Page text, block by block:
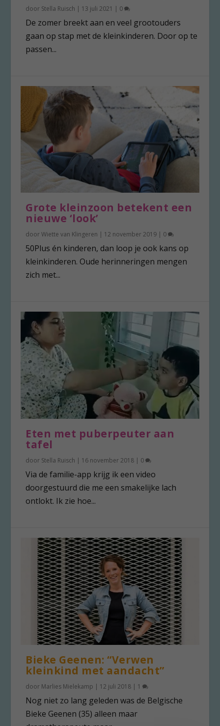
door Stella Ruisch | 13 juli 2021 | 0
De zomer breekt aan en veel grootouders
gaan op stap met de kleinkinderen. Door op te
passen...
Grote kleinzoon betekent een
nieuwe ‘look’
doorWiette van Klingeren | 12 november 2019 | 0
50Plus én kinderen, dan loop je ook kans op
kleinkinderen. Oude herinneringen mengen
zich met...
Eten met puberpeuter aan
tafel
door Stella Ruisch | 16 november 2018 | 0
Via de familie-app krijg ik een video
doorgestuurd die me een smakelijke lach
ontlokt. Ik zie hoe...
Bieke Geenen: “Verwen
kleinkind met aandacht”
door Marlies Mielekamp | 12 juli 2018 | 1
Nog niet zo lang geleden was de Belgische
Bieke Geenen (35) alleen maar